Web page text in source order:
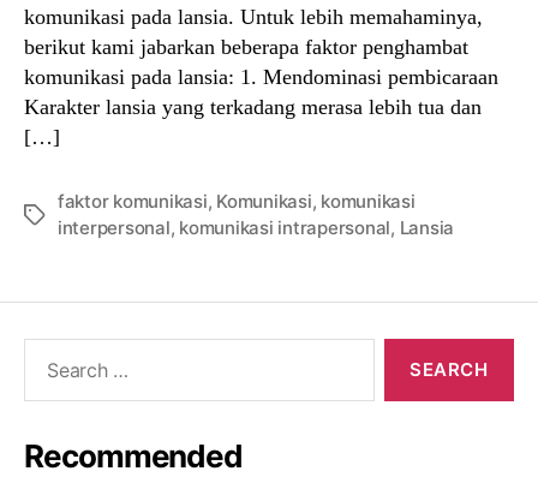
komunikasi pada lansia. Untuk lebih memahaminya,
berikut kami jabarkan beberapa faktor penghambat
komunikasi pada lansia: 1. Mendominasi pembicaraan
Karakter lansia yang terkadang merasa lebih tua dan
[…]
Tags
faktor komunikasi, Komunikasi, komunikasi
interpersonal, komunikasi intrapersonal, Lansia
Recommended